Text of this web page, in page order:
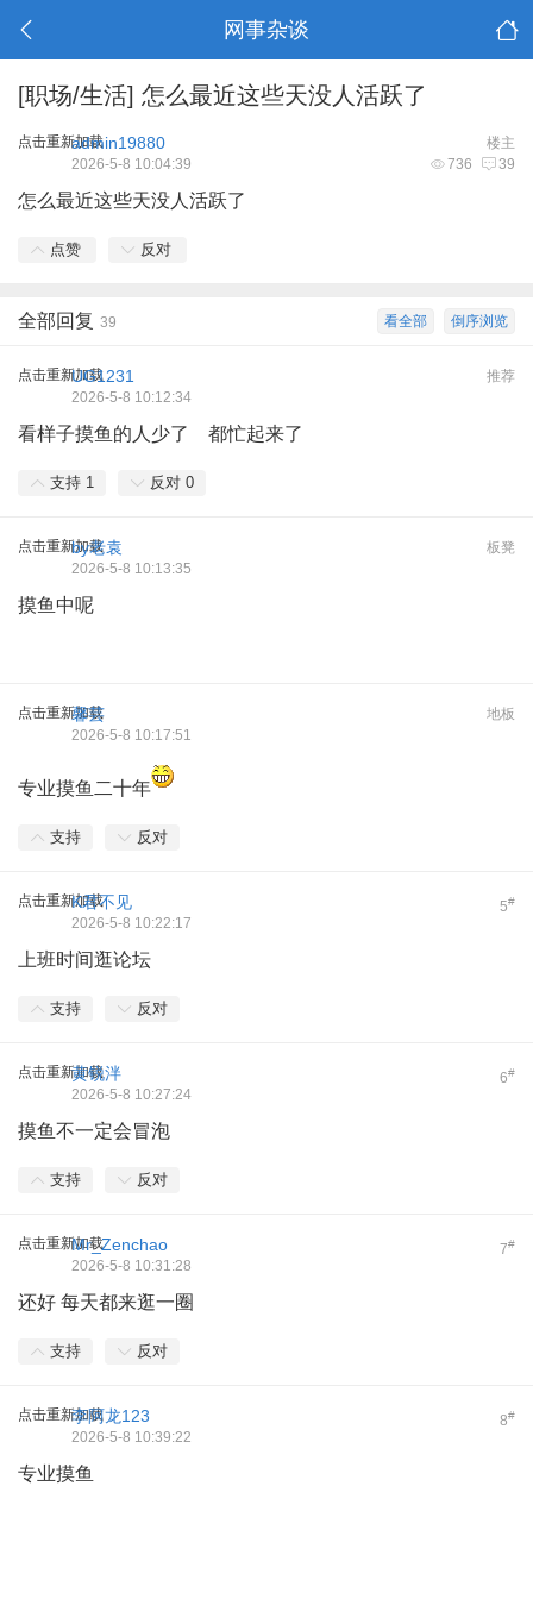
网事杂谈
[职场/生活] 怎么最近这些天没人活跃了
点击重新加载 楼主
admin19880
736 39
2026-5-8 10:04:39
怎么最近这些天没人活跃了
点赞 反对
倒序浏览
看全部
全部回复 39
点击重新加载 推荐
UG1231
2026-5-8 10:12:34
看样子摸鱼的人少了 都忙起来了
支持 1 反对 0
点击重新加载 板凳
by老袁
2026-5-8 10:13:35
摸鱼中呢
点击重新加载 地板
馨芸
2026-5-8 10:17:51
专业摸鱼二十年
支持 反对
点击重新加载 5#
K君不见
2026-5-8 10:22:17
上班时间逛论坛
支持 反对
点击重新加载 6#
黄锐泮
2026-5-8 10:27:24
摸鱼不一定会冒泡
支持 反对
点击重新加载 7#
Mr_Zenchao
2026-5-8 10:31:28
还好 每天都来逛一圈
支持 反对
点击重新加载 8#
李阿龙123
2026-5-8 10:39:22
专业摸鱼